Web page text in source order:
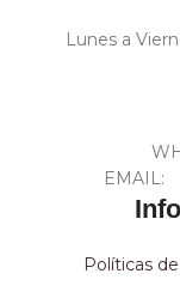
Lunes a
EMAIL:
Políticas